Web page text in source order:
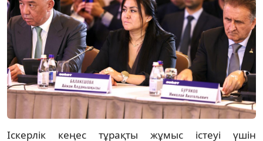
Іскерлік кеңес тұрақты жұмыс істеуі үшін